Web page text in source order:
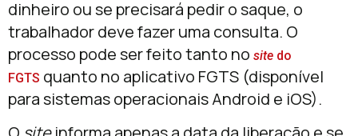
dinheiro ou se precisará pedir o saque, o
trabalhador deve fazer uma consulta. O
processo pode ser feito tanto no site do
FGTS quanto no aplicativo FGTS (disponível
para sistemas operacionais Android e iOS).